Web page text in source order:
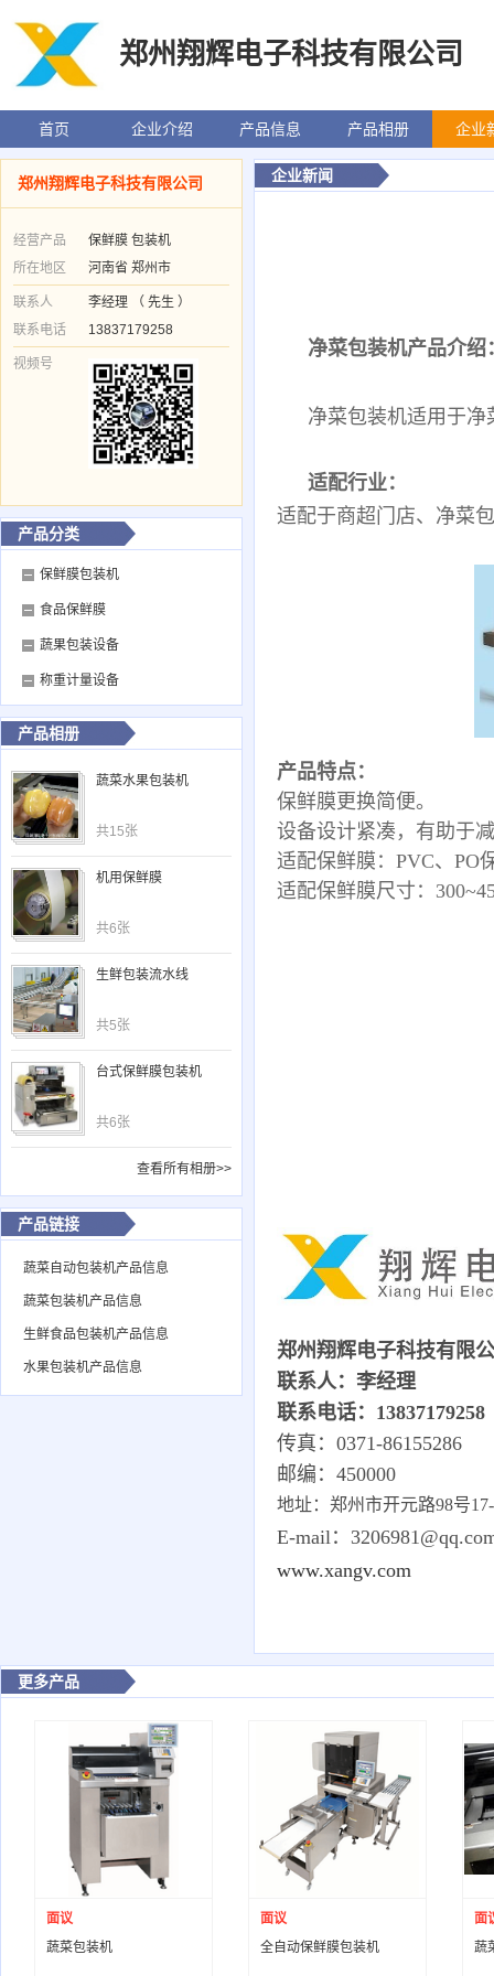
郑州翔辉电子科技有限公司
首页 企业介绍 产品信息 产品相册 企业
企业新闻
净菜包装机产品介绍
净菜包装机适用于
适配行业：
适配于商超门店、净菜
产品特点：
保鲜膜更换简便。
设备设计紧凑，有助于
适配保鲜膜：PVC、PO
适配保鲜膜尺寸：
郑州翔辉电子科技有限
联系人：李经理
联系电话：13837179258
传真：0371-86155286
邮编：450000
地址：郑州市开元路98号
E-mail：
www.xangv.com
郑州翔辉电子科技有限公司
经营产品
保鲜膜 包装机
所在地区
河南省 郑州市
联系人
李经理 （ 先生 ）
联系电话
13837179258
视频号
产品分类
保鲜膜包装机
食品保鲜膜
蔬果包装设备
称重计量设备
产品相册
蔬菜水果包装机
共15张
机用保鲜膜
共6张
生鲜包装流水线
共5张
台式保鲜膜包装机
共6张
查看所有相册>>
产品链接
蔬菜自动包装机产品信息
蔬菜包装机产品信息
生鲜食品包装机产品信息
水果包装机产品信息
更多产品
蔬菜包装机
面议
全自动保鲜膜包装机
面议
蔬
面